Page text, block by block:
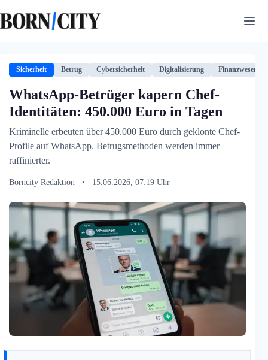
Inhalt
springen
Sicherheit Betrug Cybersicherheit Digitalisierung Finanzwesen
WhatsApp-Betrüger kapern Chef-
Identitäten: 450.000 Euro in Tagen
Kriminelle erbeuten über 450.000 Euro durch geklonte Chef-
Profile auf WhatsApp. Betrugsmethoden werden immer
raffinierter.
Borncity Redaktion • 15.06.2026, 07:19 Uhr